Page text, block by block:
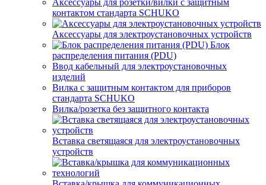
Аксессуары для розетки/вилки с защитным
контактом стандарта SCHUKO
Аксессуары для электроустановочных устройств
Блок
распределения питания (PDU)
Ввод кабельный для электроустановочных
изделий
Вилка с защитным контактом для приборов
стандарта SCHUKO
Вилка/розетка без защитного контакта
Вставка светящаяся для электроустановочных
устройств